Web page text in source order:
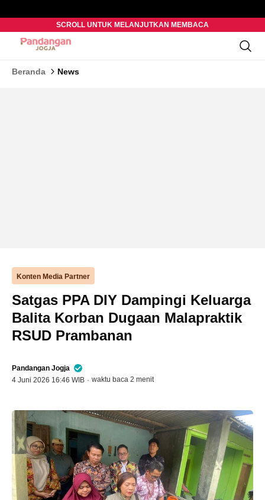
SCROLL UNTUK MELANJUTKAN MEMBACA
Beranda News
Konten Media Partner
Satgas PPA DIY Dampingi Keluarga
Balita Korban Dugaan Malapraktik
RSUD Prambanan
Pandangan Jogja
4 Juni 2026 16:46 WIB · waktu baca 2 menit